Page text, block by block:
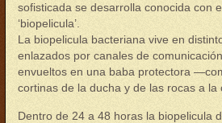
sofisticada se desarrolla conocida con
‘biopelicula’.
La biopelicula bacteriana vive en
enlazados por canales de
envueltos en una baba protectora
cortinas de la ducha y de las rocas a la
Dentro de 24 a 48 horas la biopelicula